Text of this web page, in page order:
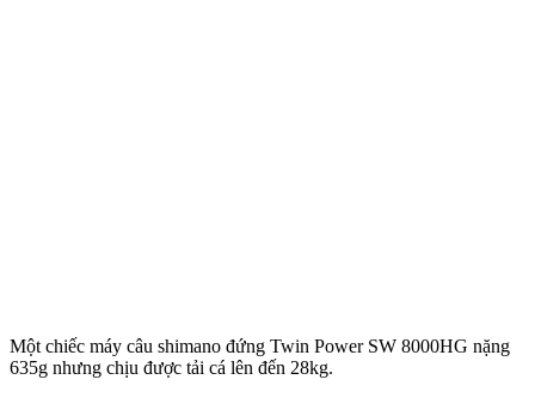
Một chiếc máy câu shimano đứng Twin Power SW 8000HG nặng
635g nhưng chịu được tải cá lên đến 28kg.